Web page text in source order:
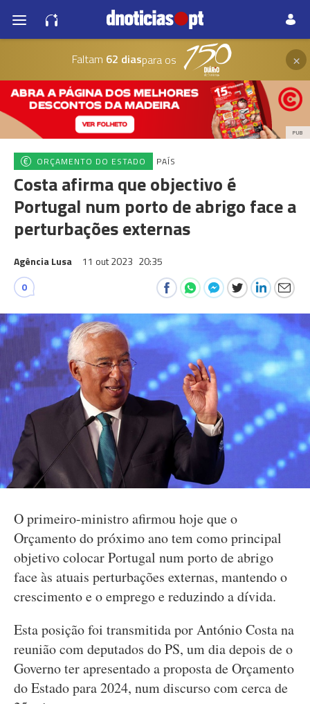
Faltam 62 diaspara os ×
PUB
ORÇAMENTO DO ESTADO PAÍS
Costa afirma que objectivo é
Portugal num porto de abrigo face a
perturbações externas
Agência Lusa 11 out 2023 20:35
0
O primeiro-ministro afirmou hoje que o
Orçamento do próximo ano tem como principal
objetivo colocar Portugal num porto de abrigo
face às atuais perturbações externas, mantendo o
crescimento e o emprego e reduzindo a dívida.
Esta posição foi transmitida por António Costa na
reunião com deputados do PS, um dia depois de o
Governo ter apresentado a proposta de Orçamento
do Estado para 2024, num discurso com cerca de